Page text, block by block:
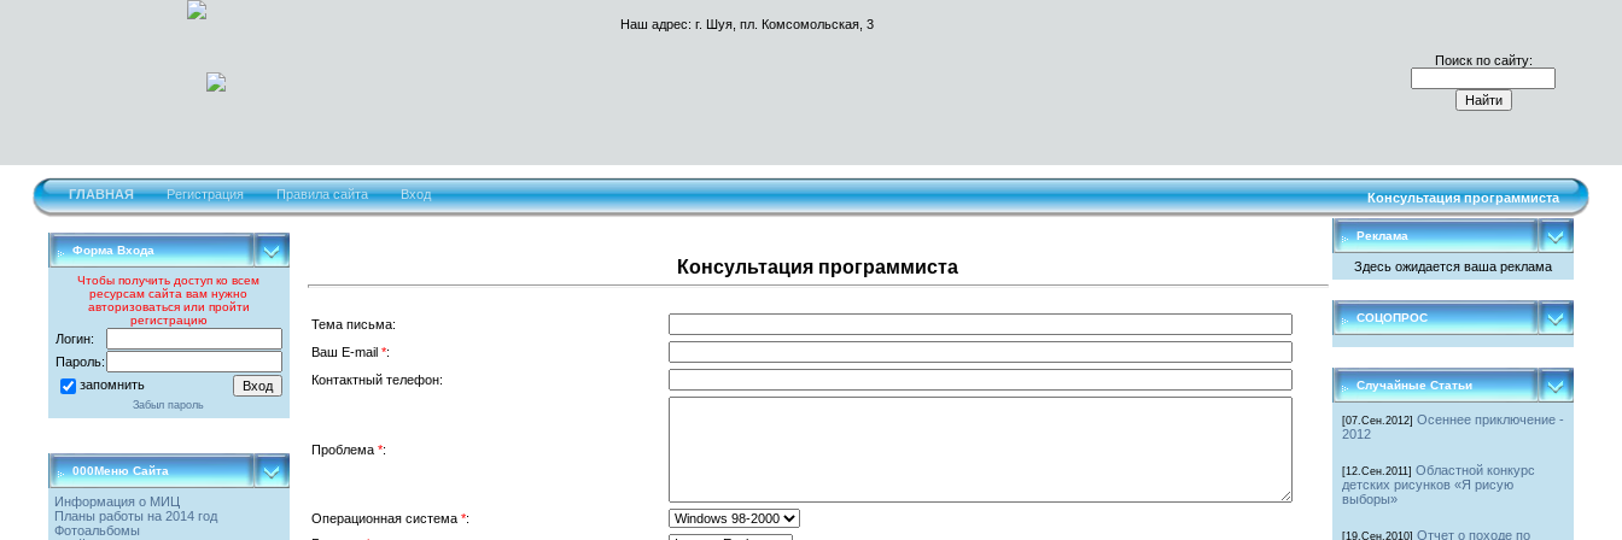
Наш адрес: г. Шуя, пл. Комсомольская, 3
Поиск по сайту:
ГЛАВНАЯ Регистрация Правила сайта Вход Консультация программиста
Форма Входа
Чтобы получить доступ ко всем
ресурсам сайта вам нужно
авторизоваться или пройти
регистрацию
Логин:
Пароль:
запомнить
Забыл пароль
000Меню Сайта
Информация о МИЦ
Планы работы на 2014 год
Фотоальбомы
Консультация программиста
Тема письма:
Ваш E-mail *:
Контактный телефон:
Проблема *:
Операционная система *:
Реклама
Здесь ожидается ваша реклама
СОЦОПРОС
Случайные Статьи
[07.Сен.2012] Осеннее приключение -
2012
[12.Сен.2011] Областной конкурс
детских рисунков «Я рисую
выборы»
[19.Сен.2010] Отчет о походе по